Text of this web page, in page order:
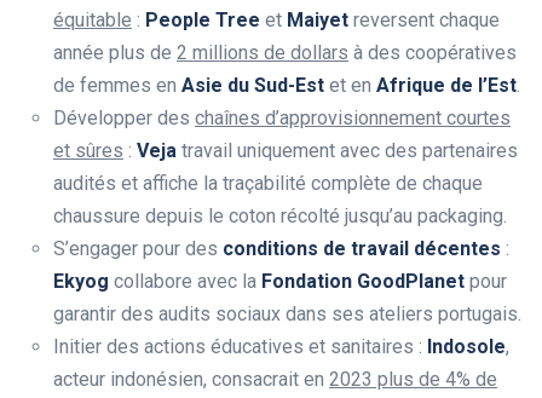
équitable : People Tree et Maiyet reversent chaque
année plus de 2 millions de dollars à des coopératives
de femmes en Asie du Sud-Est et en Afrique de l’Est
Développer des chaînes d’approvisionnement courtes
et sûres : Veja travail uniquement avec des partenaires
audités et affiche la traçabilité complète de chaque
chaussure depuis le coton récolté jusqu’au packaging.
S’engager pour des conditions de travail décentes :
Ekyog collabore avec la Fondation GoodPlanet pour
garantir des audits sociaux dans ses ateliers portugais.
Initier des actions éducatives et sanitaires : Indosole,
acteur indonésien, consacrait en 2023 plus de 4% de